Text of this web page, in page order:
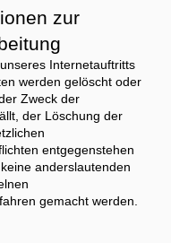
zur
Internetauftritts
werden gelöscht oder
Zweck der
der Löschung der
entgegenstehen
anderslautenden
gemacht werden.